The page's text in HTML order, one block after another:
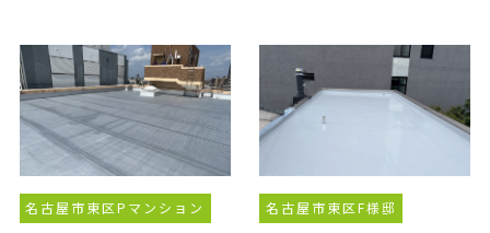
名古屋市東区Pマンション 名古屋市東区F様邸